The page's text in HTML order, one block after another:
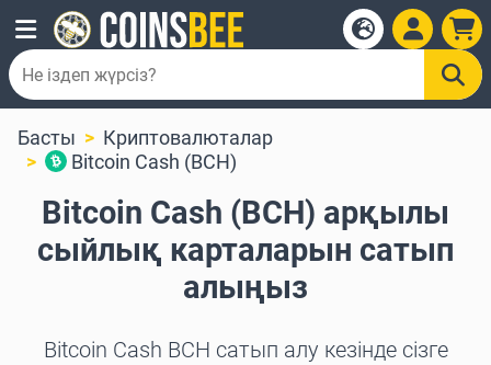
Басты
Криптовалюталар
Bitcoin Cash (BCH)
Bitcoin Cash (BCH) арқылы
сыйлық карталарын сатып
алыңыз
Bitcoin Cash BCH сатып алу кезінде сізге